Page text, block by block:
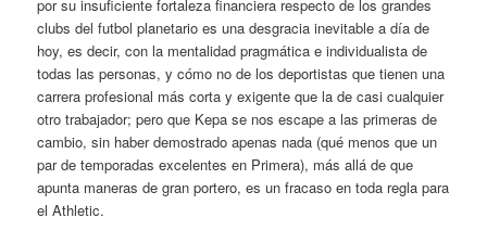
por su insuficiente fortaleza financiera respecto de los grandes
clubs del futbol planetario es una desgracia inevitable a día de
hoy, es decir, con la mentalidad pragmática e individualista de
todas las personas, y cómo no de los deportistas que tienen una
carrera profesional más corta y exigente que la de casi cualquier
otro trabajador; pero que Kepa se nos escape a las primeras de
cambio, sin haber demostrado apenas nada (qué menos que un
par de temporadas excelentes en Primera), más allá de que
apunta maneras de gran portero, es un fracaso en toda regla para
el Athletic.